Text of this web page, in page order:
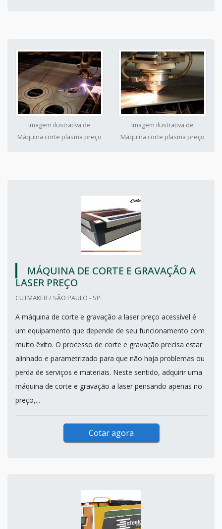
Imagem ilustrativa de
Máquina corte plasma preço
Imagem ilustrativa de
Máquina corte plasma preço
MÁQUINA DE CORTE E GRAVAÇÃO A
LASER PREÇO
CUTMAKER / SÃO PAULO - SP
A máquina de corte e gravação a laser preço acessível é
um equipamento que depende de seu funcionamento com
muito êxito. O processo de corte e gravação precisa estar
alinhado e parametrizado para que não haja problemas ou
perda de serviços e materiais. Neste sentido, adquirir uma
máquina de corte e gravação a laser pensando apenas no
preço,...
Cotar agora